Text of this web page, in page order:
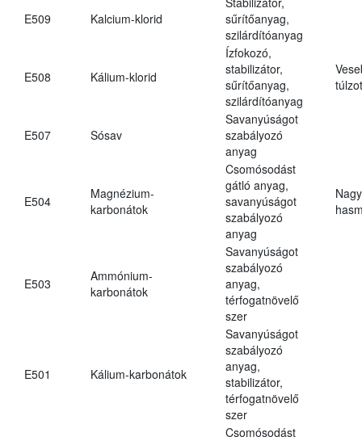
E509 Kalcium-klorid
sűrítőanyag,
szilárdítóanyag
E508 Kálium-klorid
Ízfokozó,
stabilizátor,
sűrítőanyag,
szilárdítóanyag
E507 Sósav
Savanyúságot
szabályozó
anyag
E504
Magnézium-
karbonátok
Csomósodást
gátló anyag,
savanyúságot
szabályozó
anyag
E503
Ammónium-
karbonátok
Savanyúságot
szabályozó
anyag,
térfogatnövelő
szer
E501 Kálium-karbonátok
Savanyúságot
szabályozó
anyag,
stabilizátor,
térfogatnövelő
szer
Csomósodást